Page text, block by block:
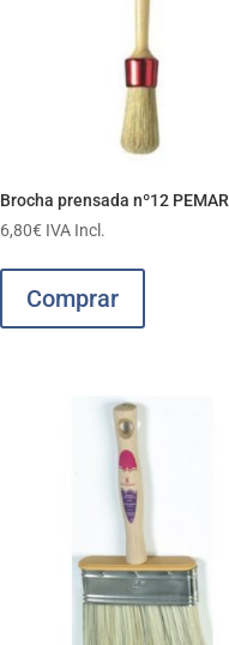
Brocha prensada nº12 PEMAR
6,80€ IVA Incl.
Comprar